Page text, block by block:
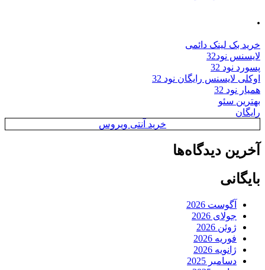
.
خرید بک لینک دائمی
لایسنس نود32
پسورد نود 32
اوکلی لایسنس رایگان نود 32
همیار نود 32
بهترین سئو
رایگان
خرید آنتی ویروس
آخرین دیدگاه‌ها
بایگانی
آگوست 2026
جولای 2026
ژوئن 2026
فوریه 2026
ژانویه 2026
دسامبر 2025